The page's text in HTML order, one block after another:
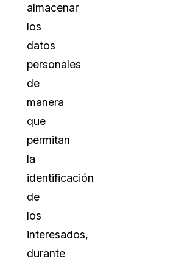
almacenar
los
datos
personales
de
manera
que
permitan
la
identificación
de
los
interesados,
durante